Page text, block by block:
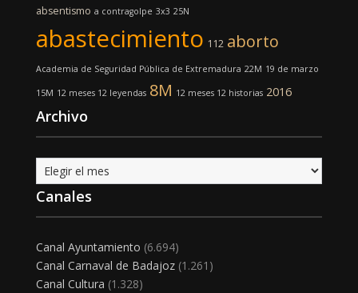
absentismo a contragolpe 3x3 25N
abastecimiento 112 aborto
Academia de Seguridad Pública de Extremadura 22M 19 de marzo
15M 12 meses 12 leyendas 8M 12 meses 12 historias 2016
Archivo
Archivo
Canales
Canal Ayuntamiento (6.694)
Canal Carnaval de Badajoz(1.261)
Canal Cultura (1.328)